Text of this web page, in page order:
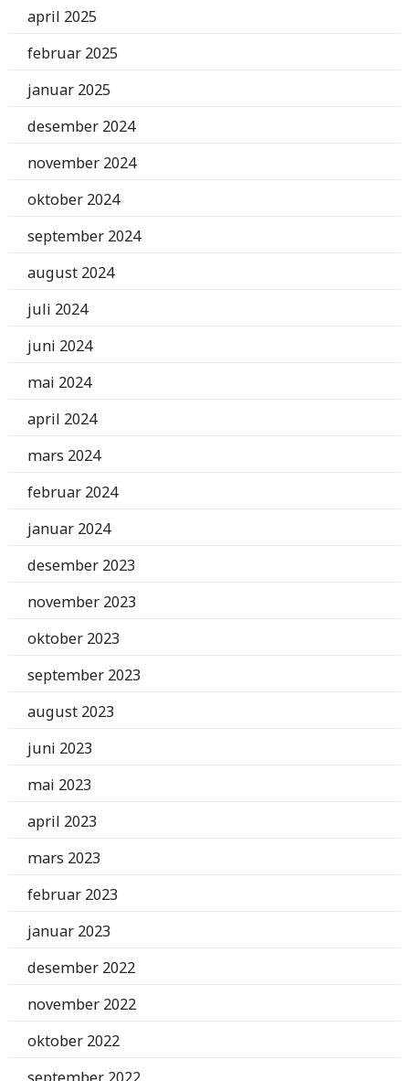
april 2025
februar 2025
januar 2025
desember 2024
november 2024
oktober 2024
september 2024
august 2024
juli 2024
juni 2024
mai 2024
april 2024
mars 2024
februar 2024
januar 2024
desember 2023
november 2023
oktober 2023
september 2023
august 2023
juni 2023
mai 2023
april 2023
mars 2023
februar 2023
januar 2023
desember 2022
november 2022
oktober 2022